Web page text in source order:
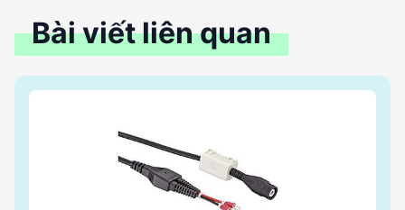
Bài viết liên quan